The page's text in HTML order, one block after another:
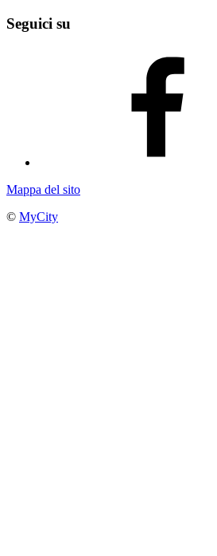
Seguici su
Mappa del sito
© MyCity